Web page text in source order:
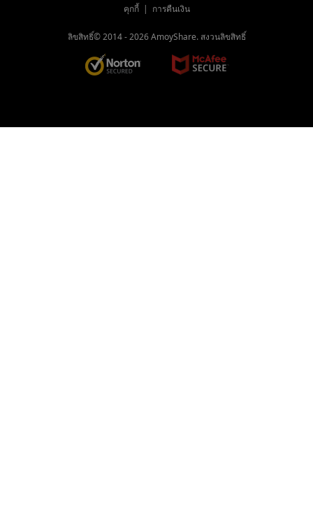
คุกกี้| การคืนเงิน
ลิขสิทธิ์© 2014 -2026AmoyShare. สงวนลิขสิทธิ์